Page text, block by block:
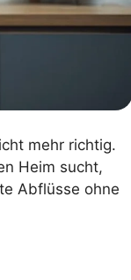
mehr richtig.
Heim sucht,
Abflüsse ohne